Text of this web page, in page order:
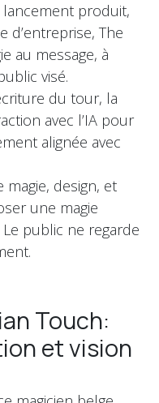
produit,
d’entreprise, The
au message, à
visé.
du tour, la
avec l’IA pour
alignée avec
design, et
une magie
public ne regarde
Touch:
et vision